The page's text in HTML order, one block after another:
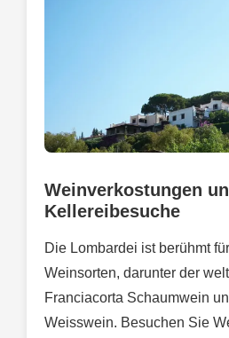
Weinverkostungen
Kellereibesuche
Die Lombardei ist berühmt
Weinsorten, darunter der
Franciacorta Schaumwein
Weisswein. Besuchen Sie